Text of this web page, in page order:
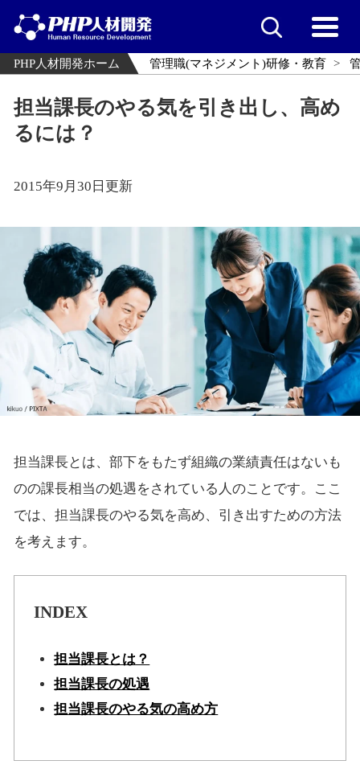
PHP人材開発ホーム 管理職(マネジメント)研修・教育
担当課長のやる気を引き出し、高め
るには？
2015年9月30日更新
担当課長とは、部下をもたず組織の業績責任はないも
のの課長相当の処遇をされている人のことです。ここ
では、担当課長のやる気を高め、引き出すための方法
を考えます。
INDEX
担当課長とは？
担当課長の処遇
担当課長のやる気の高め方